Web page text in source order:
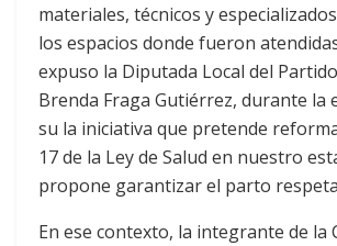
materiales, técnicos y
los espacios donde fueron
expuso la Diputada Local del
Brenda Fraga Gutiérrez, durante la
su la iniciativa que pretende
17 de la Ley de Salud en nuestro
propone garantizar el parto
En ese contexto, la integrante de la